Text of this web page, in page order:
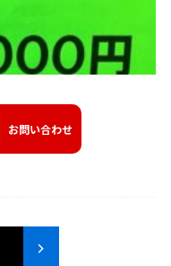
お問い合わせ